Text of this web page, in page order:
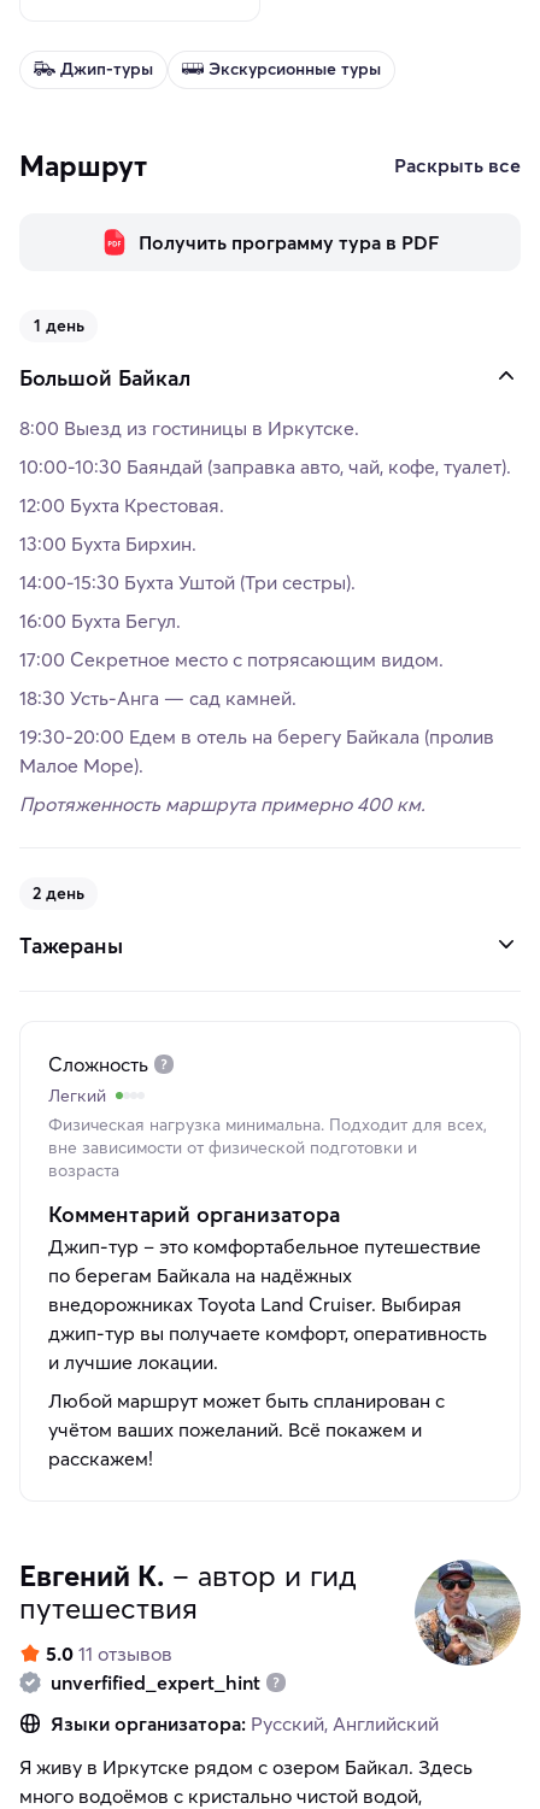
Джип-туры Экскурсионные туры
Маршрут Раскрыть все
Получить программу тура в PDF
1 день
Большой Байкал
8:00 Выезд из гостиницы в Иркутске.
10:00-10:30 Баяндай (заправка авто, чай, кофе, туалет).
12:00 Бухта Крестовая.
13:00 Бухта Бирхин.
14:00-15:30 Бухта Уштой (Три сестры).
16:00 Бухта Бегул.
17:00 Секретное место с потрясающим видом.
18:30 Усть-Анга — сад камней.
19:30-20:00 Едем в отель на берегу Байкала (пролив
Малое Море).
Протяженность маршрута примерно 400 км.
2 день
Тажераны
Сложность
Легкий
Физическая нагрузка минимальна. Подходит для всех,
вне зависимости от физической подготовки и
возраста
Комментарий организатора
Джип-тур – это комфортабельное путешествие
по берегам Байкала на надёжных
внедорожниках Toyota Land Cruiser. Выбирая
джип-тур вы получаете комфорт, оперативность
и лучшие локации.
Любой маршрут может быть спланирован с
учётом ваших пожеланий. Всё покажем и
расскажем!
Евгений К. – автор и гид
путешествия
5.0 11 отзывов
unverfified_expert_hint
Языки организатора: Русский, Английский
Я живу в Иркутске рядом с озером Байкал. Здесь
много водоёмов с кристально чистой водой,